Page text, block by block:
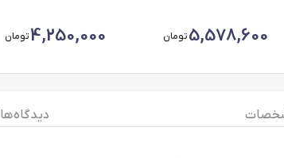
5,578,600تومان 4,250,000تومان
دیدگاه ها